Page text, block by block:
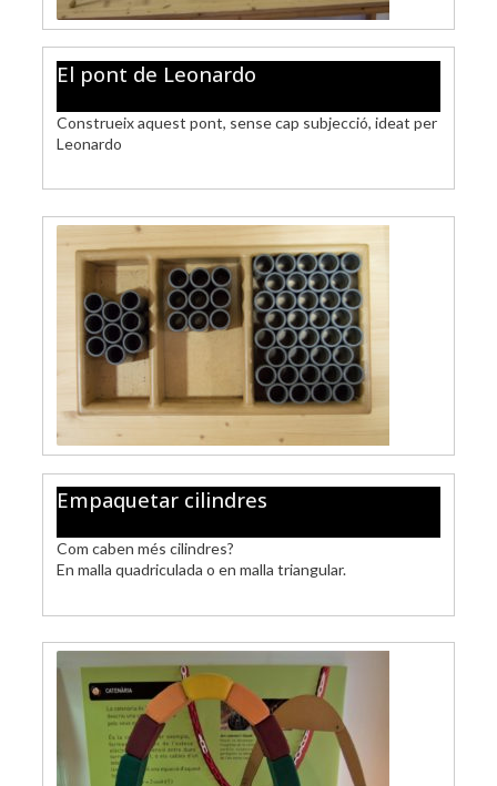
El pont de Leonardo
Construeix aquest pont, sense cap subjecció, ideat per
Leonardo
Empaquetar cilindres
Com caben més cilindres?
En malla quadriculada o en malla triangular.